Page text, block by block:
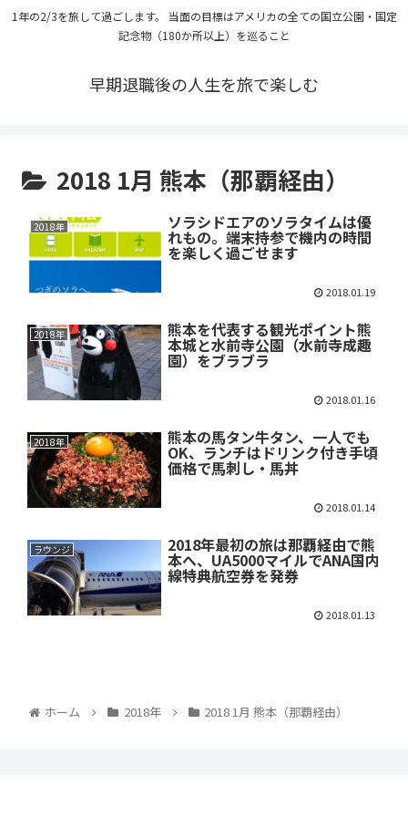
1年の2/3を旅して過ごします。 当面の目標はアメリカの全ての国立公園・国定
記念物（180か所以上）を巡ること
早期退職後の人生を旅で楽しむ
2018 1月 熊本（那覇経由）
2018年 ソラシドエアのソラタイムは優
れもの。端末持参で機内の時間
を楽しく過ごせます
2018.01.19
2018年 熊本を代表する観光ポイント熊
本城と水前寺公園（水前寺成趣
園）をブラブラ
2018.01.16
2018年 熊本の馬タン牛タン、一人でも
OK、ランチはドリンク付き手頃
価格で馬刺し・馬丼
2018.01.14
ラウンジ 2018年最初の旅は那覇経由で熊
本へ、UA5000マイルでANA国内
線特典航空券を発券
2018.01.13
ホーム 2018年 2018 1月 熊本（那覇経由）